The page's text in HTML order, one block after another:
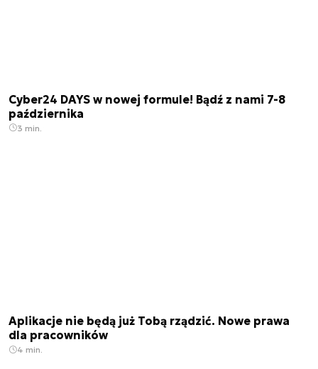
Cyber24 DAYS w nowej formule! Bądź z nami 7-8
października
3 min.
Aplikacje nie będą już Tobą rządzić. Nowe prawa
dla pracowników
4 min.